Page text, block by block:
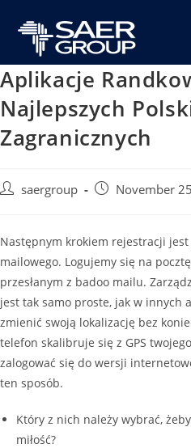
Aplikacje
Najlepszych
Zagranicznych
saergroup November
Następnym krokiem rejestracji
mailowego. Logujemy się na
przesłanym z badoo mailu.
jest tak samo proste, jak w innych
zmienić swoją lokalizację bez
telefon skalibruje się z GPS
zalogować się do wersji
ten sposób.
Który z nich należy wybrać,
miłość?